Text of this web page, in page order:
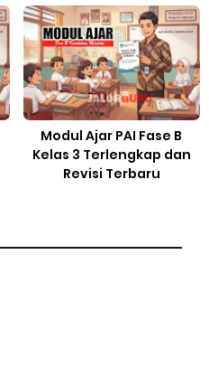
Modul Ajar PAI Fase B
Kelas 3 Terlengkap dan
Revisi Terbaru